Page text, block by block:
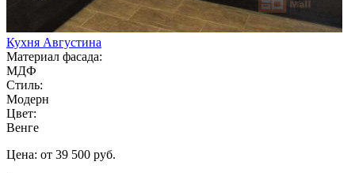
Кухня Августина
Материал фасада:
МДФ
Стиль:
Модерн
Цвет:
Венге
Цена: от 39 500 руб.